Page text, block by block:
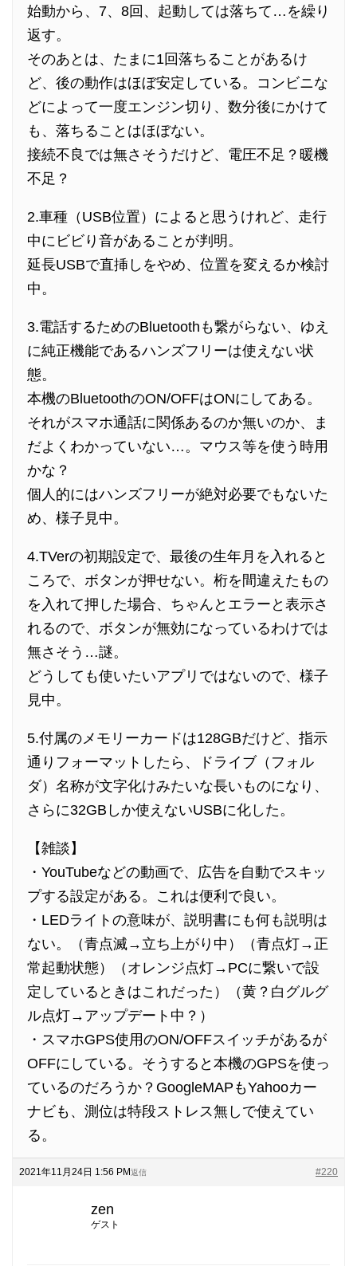
始動から、7、8回、起動しては落ちて…を繰り
返す。
そのあとは、たまに1回落ちることがあるけ
ど、後の動作はほぼ安定している。コンビニな
どによって一度エンジン切り、数分後にかけて
も、落ちることはほぼない。
接続不良では無さそうだけど、電圧不足？暖機
不足？
2.車種（USB位置）によると思うけれど、走行
中にビビり音があることが判明。
延長USBで直挿しをやめ、位置を変えるか検討
中。
3.電話するためのBluetoothも繋がらない、ゆえ
に純正機能であるハンズフリーは使えない状
態。
本機のBluetoothのON/OFFはONにしてある。
それがスマホ通話に関係あるのか無いのか、ま
だよくわかっていない…。マウス等を使う時用
かな？
個人的にはハンズフリーが絶対必要でもないた
め、様子見中。
4.TVerの初期設定で、最後の生年月を入れると
ころで、ボタンが押せない。桁を間違えたもの
を入れて押した場合、ちゃんとエラーと表示さ
れるので、ボタンが無効になっているわけでは
無さそう…謎。
どうしても使いたいアプリではないので、様子
見中。
5.付属のメモリーカードは128GBだけど、指示
通りフォーマットしたら、ドライブ（フォル
ダ）名称が文字化けみたいな長いものになり、
さらに32GBしか使えないUSBに化した。
【雑談】
・YouTubeなどの動画で、広告を自動でスキッ
プする設定がある。これは便利で良い。
・LEDライトの意味が、説明書にも何も説明は
ない。（青点滅→立ち上がり中）（青点灯→正
常起動状態）（オレンジ点灯→PCに繋いで設
定しているときはこれだった）（黄？白グルグ
ル点灯→アップデート中？）
・スマホGPS使用のON/OFFスイッチがあるが
OFFにしている。そうすると本機のGPSを使っ
ているのだろうか？GoogleMAPもYahooカー
ナビも、測位は特段ストレス無しで使えてい
る。
2021年11月24日 1:56 PM #220
返信
zen
ゲスト